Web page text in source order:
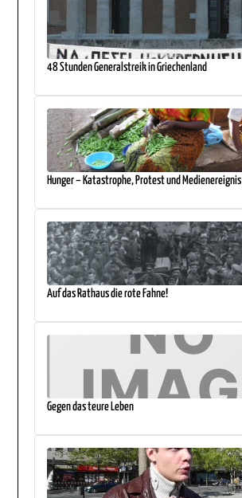
48 Stunden Generalstreik in Griechenland
Hunger – Katastrophe, Protest und Medienereignis
Auf das Rathaus die rote Fahne!
Gegen das teure Leben